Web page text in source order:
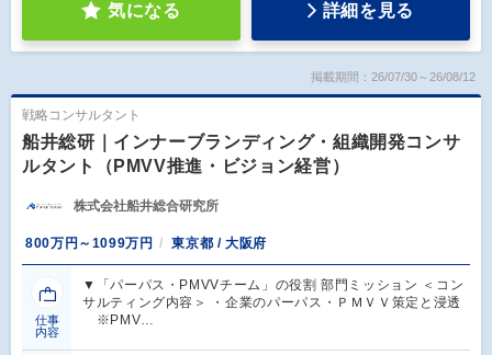
気になる 詳細を見る
掲載期間：26/07/30～26/08/12
戦略コンサルタント
船井総研｜インナーブランディング・組織開発コンサ
ルタント（PMVV推進・ビジョン経営）
株式会社船井総合研究所
800万円～1099万円 東京都 / 大阪府
仕事
内容
▼「パーパス・PMVVチーム」の役割 部門ミッション ＜コン
サルティング内容＞ ・企業のパーパス・ＰＭＶＶ策定と浸透
※PMV…